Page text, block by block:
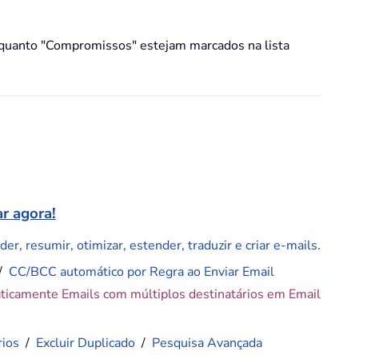
"Compromissos" estejam marcados na lista
agora!
resumir, otimizar, estender, traduzir e criar e-mails.
CC/BCC automático por Regra ao Enviar Email
Emails com múltiplos destinatários em Email
/ Excluir Duplicado / Pesquisa Avançada